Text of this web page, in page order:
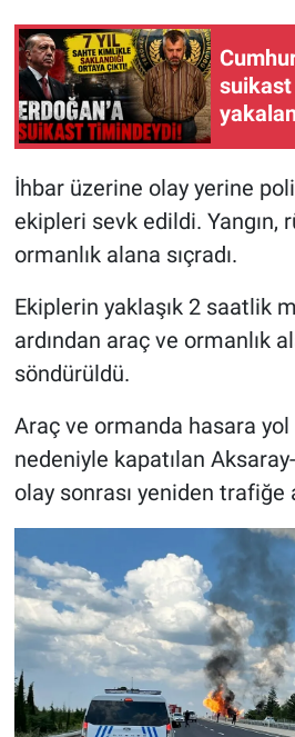
İhbar üzerine olay yerine
ekipleri sevk edildi. Yangın,
ormanlık alana sıçradı.
Ekiplerin yaklaşık 2 saatlik
ardından araç ve ormanlık
söndürüldü.
Araç ve ormanda hasara yol
nedeniyle kapatılan
olay sonrası yeniden trafiğe